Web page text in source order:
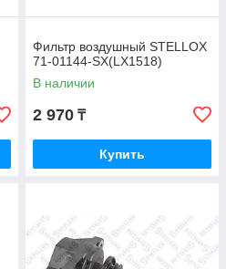
Фильтр воздушный STELLOX
71-01144-SX(LX1518)
В наличии
2 970 ₸
Купить